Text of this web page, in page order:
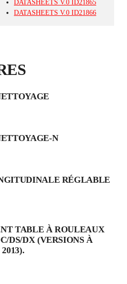
DATASHEETS V.0 ID21865
DATASHEETS V.0 ID21866
N
RÉGLABLE
TABLE À ROULEAUX
DS/DX (VERSIONS À